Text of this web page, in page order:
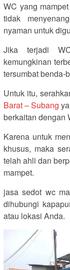
WC yang
tidak
nyaman untuk
Jika terjadi
kemungkinan
tersumbat benda-
Untuk itu,
Barat – Subang
berkaitan dengan
Karena untuk
khusus, maka
telah ahli dan
mampet.
jasa sedot wc
dihubungi
atau lokasi Anda.